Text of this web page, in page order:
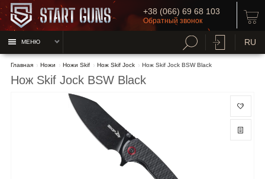
+38 (066) 69 68 103
Обратный звонок
МЕНЮ RU
Главная Ножи Ножи Skif Нож Skif Jock Нож Skif Jock BSW Black
Нож Skif Jock BSW Black